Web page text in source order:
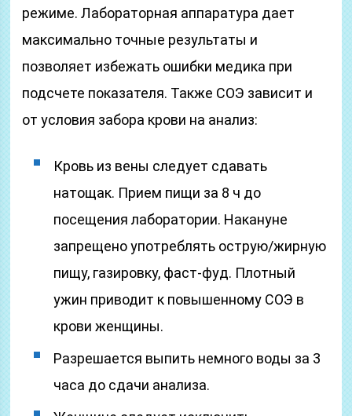
режиме. Лабораторная аппаратура дает
максимально точные результаты и
позволяет избежать ошибки медика при
подсчете показателя. Также СОЭ зависит и
от условия забора крови на анализ:
Кровь из вены следует сдавать
натощак. Прием пищи за 8 ч до
посещения лаборатории. Накануне
запрещено употреблять острую/жирную
пищу, газировку, фаст-фуд. Плотный
ужин приводит к повышенному СОЭ в
крови женщины.
Разрешается выпить немного воды за 3
часа до сдачи анализа.